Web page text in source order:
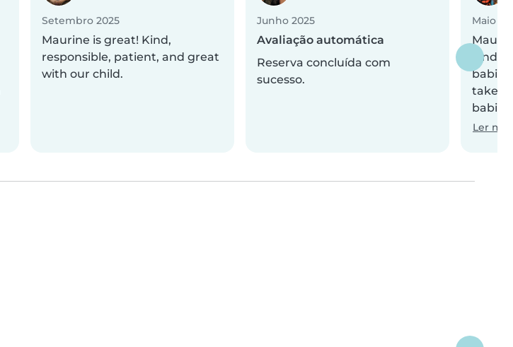
Setembro 2025
Maurine is great! Kind,
responsible, patient, and great
with our child.
Junho 2025
Avaliação automática
Reserva concluída com
sucesso.
Maio
kind!
takes
babies
Ler